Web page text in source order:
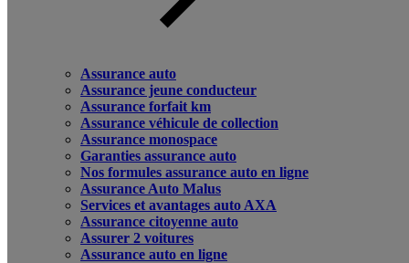
Assurance auto
Assurance jeune conducteur
Assurance forfait km
Assurance véhicule de collection
Assurance monospace
Garanties assurance auto
Nos formules assurance auto en ligne
Assurance Auto Malus
Services et avantages auto AXA
Assurance citoyenne auto
Assurer 2 voitures
Assurance auto en ligne